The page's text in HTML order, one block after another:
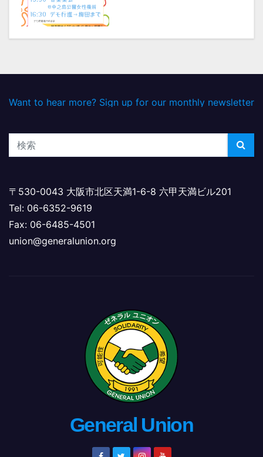
Want to hear more? Sign up for our monthly newsletter
〒530-0043 大阪市北区天満1-6-8 六甲天満ビル201
Tel: 06-6352-9619
Fax: 06-6485-4501
union@generalunion.org
General Union